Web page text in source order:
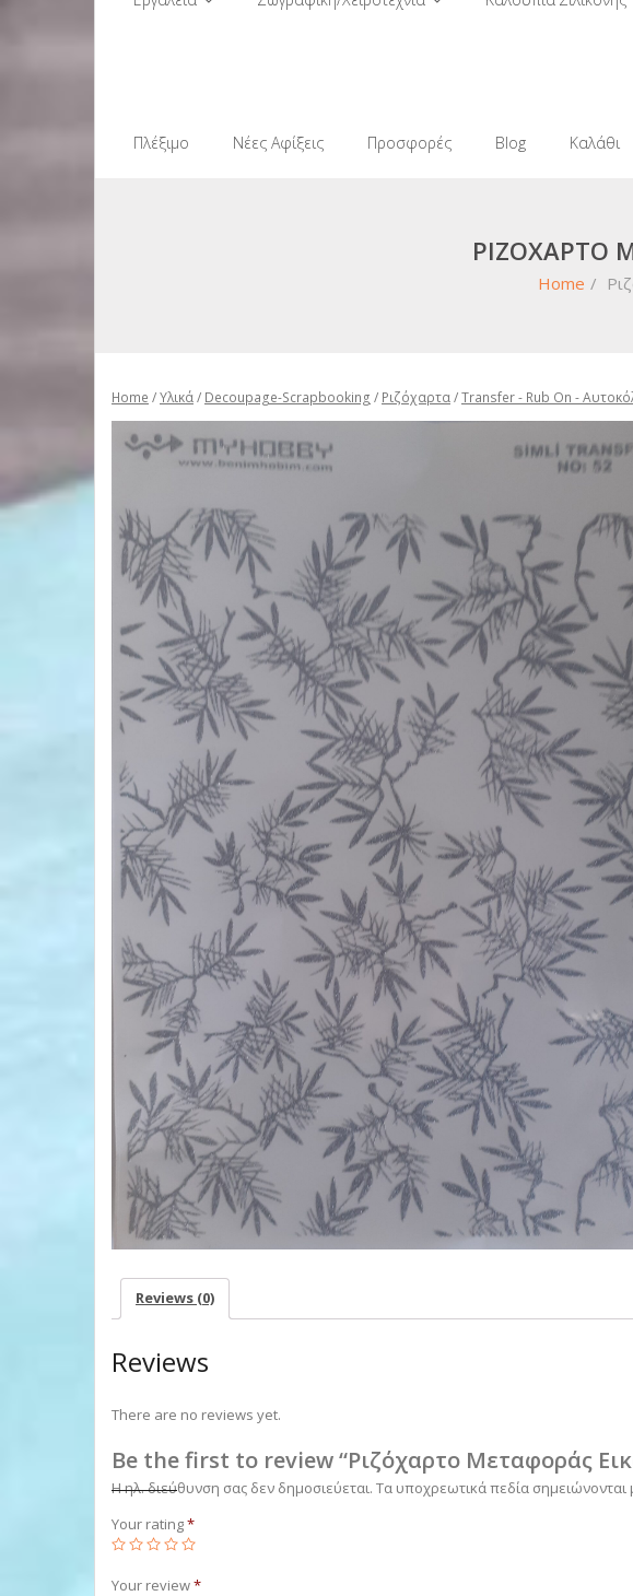
Πλέξιμο Νέες Αφίξεις Προσφορές Blog Καλάθι
ΡΙΖΌΧΑΡΤΟ
Home /
Home /Υλικά/ Decoupage-Scrapbooking / Ριζόχαρτα/Transfer - Rub On -
Reviews (0)
Reviews
There are no reviews yet.
Be the first to review “Ριζόχαρτο Μεταφοράς
Η ηλ. διεύθυνση σας δεν δημοσιεύεται. Τα υποχρεωτικά πεδία σημειώνονται
Your rating*
Your review*